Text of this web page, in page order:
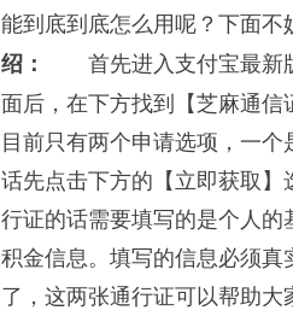
能到底到底怎么用呢？下面
绍：
首先进入支付宝最新
面后，在下方找到【芝麻通
目前只有两个申请选项，一
话先点击下方的【立即获取
行证的话需要填写的是个人
积金信息。填写的信息必须
了，这两张通行证可以帮助